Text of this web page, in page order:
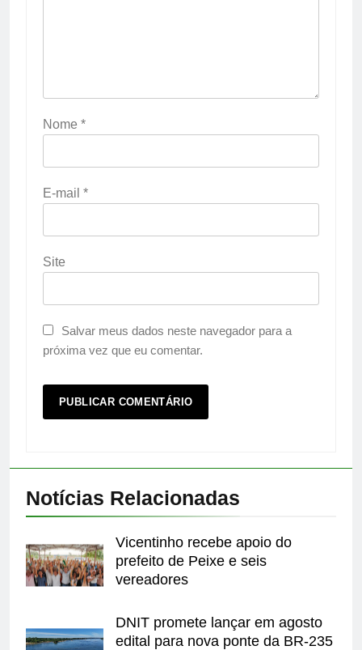
Nome *
E-mail *
Site
Salvar meus dados neste navegador para a
próxima vez que eu comentar.
Notícias Relacionadas
Vicentinho recebe apoio do
prefeito de Peixe e seis
vereadores
DNIT promete lançar em agosto
edital para nova ponte da BR-235